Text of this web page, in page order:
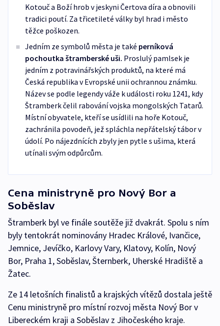
Kotouč a Boží hrob v jeskyni Čertova díra a obnovili
tradici poutí. Za třicetileté války byl hrad i město
těžce poškozen.
Jedním ze symbolů města je také perníková
pochoutka štramberské uši. Proslulý pamlsek je
jedním z potravinářských produktů, na které má
Česká republika v Evropské unii ochrannou známku.
Název se podle legendy váže k události roku 1241, kdy
Štramberk čelil rabování vojska mongolských Tatarů.
Místní obyvatele, kteří se usídlili na hoře Kotouč,
zachránila povodeň, jež spláchla nepřátelský tábor v
údolí. Po nájezdnících zbyly jen pytle s ušima, která
utínali svým odpůrcům.
Cena ministryně pro Nový Bor a
Soběslav
Štramberk byl ve finále soutěže již dvakrát. Spolu s ním
byly tentokrát nominovány Hradec Králové, Ivančice,
Jemnice, Jevíčko, Karlovy Vary, Klatovy, Kolín, Nový
Bor, Praha 1, Soběslav, Šternberk, Uherské Hradiště a
Žatec.
Ze 14 letošních finalistů a krajských vítězů dostala ještě
Cenu ministryně pro místní rozvoj města Nový Bor v
Libereckém kraji a Soběslav z Jihočeského kraje.